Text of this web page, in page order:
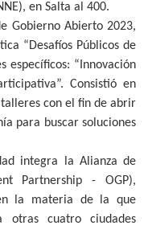
en Salta al 400.
Gobierno Abierto 2023,
“Desafíos Públicos de
específicos: “Innovación
Consistió en
con el fin de abrir
para buscar soluciones
integra la Alianza de
Partnership - OGP),
la materia de la que
cuatro ciudades